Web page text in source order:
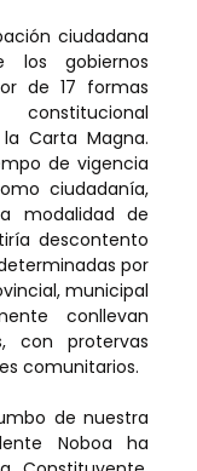
ciudadana
los gobiernos
de 17 formas
Carta Magna.
de vigencia
ciudadanía,
modalidad de
descontento
por
municipal
conllevan
con protervas
comunitarios.
de nuestra
Noboa ha